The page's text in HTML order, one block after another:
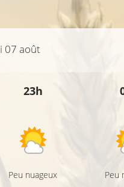
07 août
23h
Peu nuageux Peu